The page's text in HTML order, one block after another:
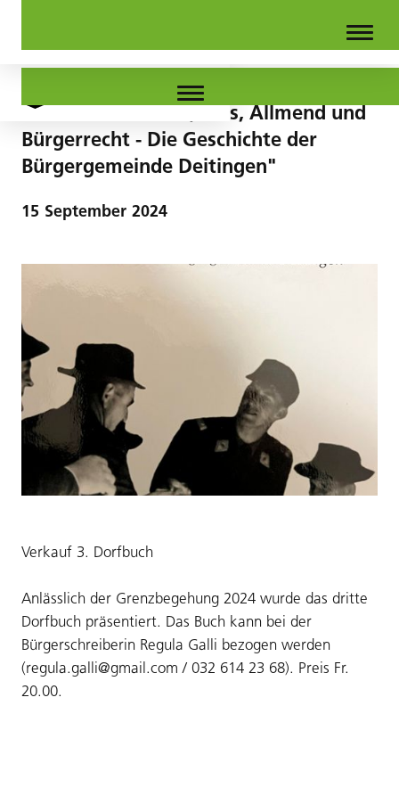
3. Dorfbuch "Wald, Kies, Allmend und
Bürgerrecht - Die Geschichte der
Bürgergemeinde Deitingen"
15 September 2024
Verkauf 3. Dorfbuch
Anlässlich der Grenzbegehung 2024 wurde das dritte
Dorfbuch präsentiert. Das Buch kann bei der
Bürgerschreiberin Regula Galli bezogen werden
(regula.galli@gmail.com / 032 614 23 68). Preis Fr.
20.00.